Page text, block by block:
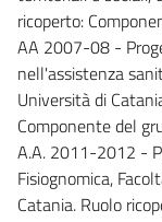
ricoperto:
AA 2007-08 -
nell'assistenza
Università di
Componente del
A.A. 2011-2012 -
Fisiognomica,
Catania. Ruolo